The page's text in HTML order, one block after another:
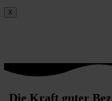
X
Die Kraft guter